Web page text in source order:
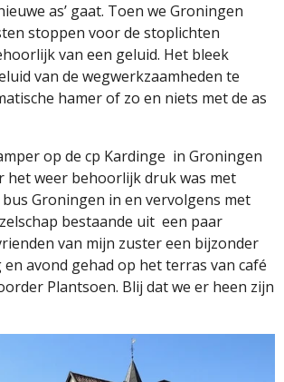
as’ gaat. Toen we Groningen
stoppen voor de stoplichten
van een geluid. Het bleek
van de wegwerkzaamheden te
hamer of zo en niets met de as
op de cp Kardinge in Groningen
het weer behoorlijk druk was met
Groningen in en vervolgens met
bestaande uit een paar
van mijn zuster een bijzonder
en avond gehad op het terras van café
Plantsoen. Blij dat we er heen zijn